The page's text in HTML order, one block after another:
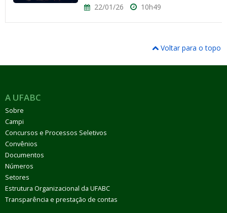
22/01/26 10h49
Voltar para o topo
A UFABC
Sobre
Campi
Concursos e Processos Seletivos
Convênios
Documentos
Números
Setores
Estrutura Organizacional da UFABC
Transparência e prestação de contas